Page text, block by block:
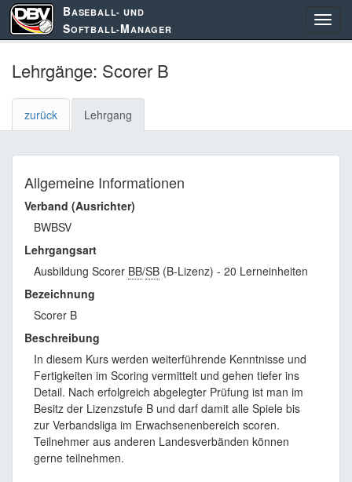
BASEBALL- UND
SOFTBALL-MANAGER
Lehrgänge: Scorer B
zurück Lehrgang
Allgemeine Informationen
Verband (Ausrichter)
BWBSV
Lehrgangsart
Ausbildung Scorer BB/SB (B-Lizenz) - 20 Lerneinheiten
Bezeichnung
Scorer B
Beschreibung
In diesem Kurs werden weiterführende Kenntnisse und
Fertigkeiten im Scoring vermittelt und gehen tiefer ins
Detail. Nach erfolgreich abgelegter Prüfung ist man im
Besitz der Lizenzstufe B und darf damit alle Spiele bis
zur Verbandsliga im Erwachsenenbereich scoren.
Teilnehmer aus anderen Landesverbänden können
gerne teilnehmen.